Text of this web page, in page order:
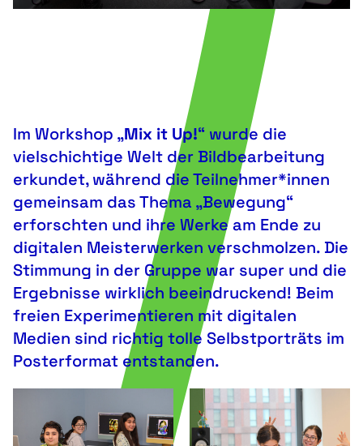
Im Workshop „Mix it Up!“ wurde die
vielschichtige Welt der Bildbearbeitung
erkundet, während die Teilnehmer*innen
gemeinsam das Thema „Bewegung“
erforschten und ihre Werke am Ende zu
digitalen Meisterwerken verschmolzen. Die
Stimmung in der Gruppe war super und die
Ergebnisse wirklich beeindruckend! Beim
freien Experimentieren mit digitalen
Medien sind richtig tolle Selbstporträts im
Posterformat entstanden.